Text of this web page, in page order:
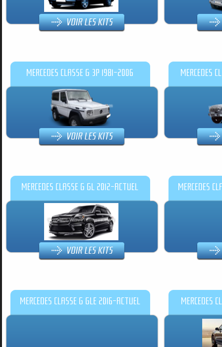
MERCEDES CLASSE G 3P 1981-2006 MERCEDES
MERCEDES CLASSE G GL 2012-ACTUEL MERCEDES
MERCEDES CLASSE G GLE 2016-ACTUEL MERCEDES